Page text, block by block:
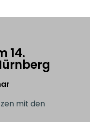
14.
mit den